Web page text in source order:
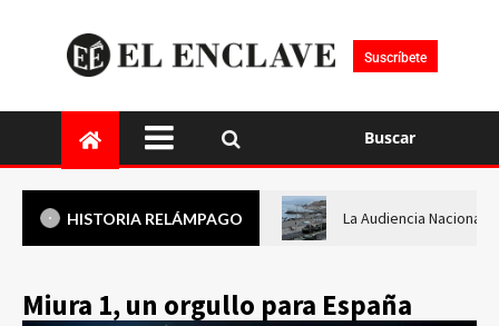
Suscríbete
Buscar
HISTORIA RELÁMPAGO La Audiencia Nacional
Miura 1, un orgullo para España